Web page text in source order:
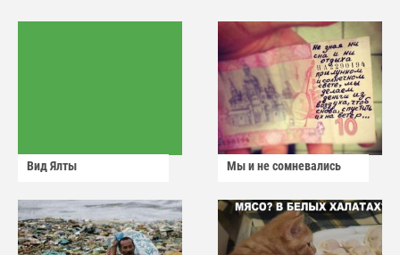
Вид Ялты Мы и не сомневались